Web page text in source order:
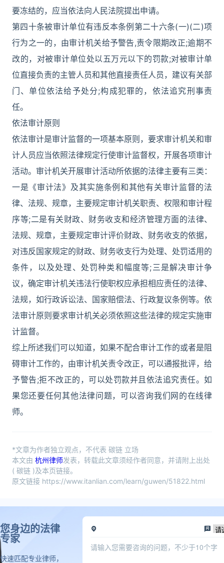
要冻结的，应当依法向人民法院提出申请。
第四十条被审计单位有违反本条例第二十六条(一)(二)项
行为之一的，由审计机关给予警告,责令限期改正;逾期不
改的，对被审计单位处以五万元以下的罚款;对被审计单
位直接负责的主管人员和其他直接责任人员，建议有关部
门、单位依法给予处分;构成犯罪的，依法追究刑事责
任。
依法审计原则
依法审计是审计监督的一项基本原则，要求审计机关和审
计人员应当依照法律规定行使审计监督权，开展各项审计
活动。审计机关开展审计活动所依据的法律主要有三类：
一是《审计法》及其实施条例和其他有关审计监督的法
律、法规、规章，主要规定审计机关职责、权限和审计程
序等;二是有关财政、财务收支和经济管理方面的法律、
法规、规章，主要规定审计评价财政、财务收支的依据，
对违反国家规定的财政、财务收支行为处理、处罚适用的
条件，以及处理、处罚种类和幅度等;三是解决审计争
议，确定审计机关违法行使职权应承担相应责任的法律、
法规，如行政诉讼法、国家赔偿法、行政复议条例等。依
法审计原则要求审计机关必须依照这些法律的规定实施审
计监督。
综上所述我们可以知道，如果不配合审计工作的或者是阻
碍审计工作的，由审计机关责令改正，可以通报批评，给
予警告;拒不改正的，可以处罚款并且依法追究责任。如
果您还要任何其他法律问题，可以咨询我们网的在线律
师。
*文章为作者独立观点，不代表 碳链 立场
本文由 杭州律师发表，转载此文章须经作者同意，并请附上出处
( 碳链 )及本页链接。
原文链接 https://www.itanlian.com/learn/guwen/51822.html
您身边的法律
专家
快速匹配专业律师，